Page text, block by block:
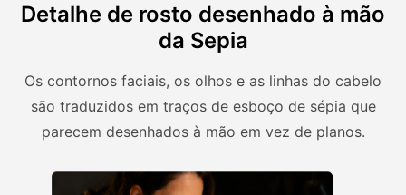
Detalhe de rosto desenhado à mão
da Sepia
Os contornos faciais, os olhos e as linhas do cabelo
são traduzidos em traços de esboço de sépia que
parecem desenhados à mão em vez de planos.